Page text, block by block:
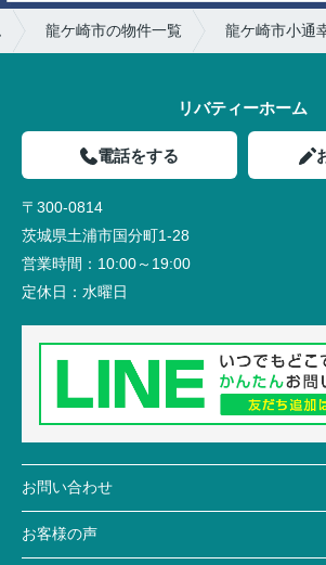
龍ケ崎市の物件一覧 龍ケ崎市小通
リバティーホーム
電話をする
〒300-0814
茨城県土浦市国分町1-28
営業時間： 10:00～19:00
定休日： 水曜日
お問い合わせ
お客様の声